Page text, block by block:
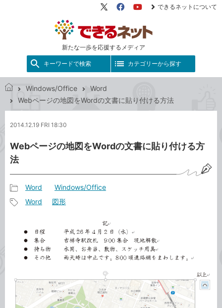
新たな一歩を応援するメディア
X（旧
FacebookYouTube
できるネットについて
キーワードで検索 カテゴリーから探す
で
ネ
ト
Windows/Office
Word
Webページの地図をWordの文書に貼り付ける方法
2014.12.19 FRI 18:30
Webページの地図をWordの文書に貼り付ける方
法
事
テ
ゴ
リ
Word Windows/Office
タ
グ
Word 図形